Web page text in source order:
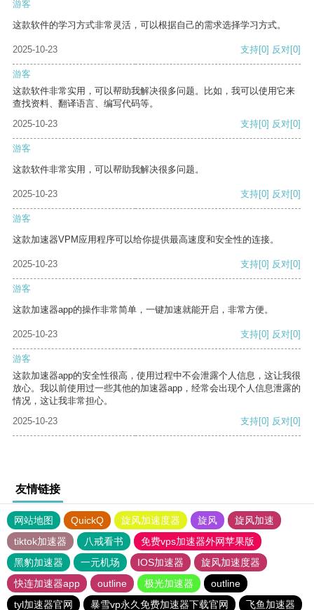
游客
这款软件的学习方式非常灵活，可以根据自己的需求选择学习方式。
2025-10-23 支持[0] 反对[0]
游客
这款软件非常实用，可以帮助我解决很多问题。比如，我可以使用它来
查找资料、翻译语言、编写代码等。
2025-10-23
支持[0] 反对[0]
游客
这款软件非常实用，可以帮助我解决很多问题。
2025-10-23 支持[0] 反对[0]
游客
这款加速器VPM应用程序可以给你提供最高速度和安全性的连接。
2025-10-23 支持[0] 反对[0]
游客
这款加速器app的操作非常简单，一键加速就能开启，非常方便。
2025-10-23 支持[0] 反对[0]
游客
这款加速器app的安全性很高，使用过程中不会泄露个人信息，这让我很
放心。我以前使用过一些其他的加速器app，经常会出现个人信息泄露的
情况，这让我非常担心。
2025-10-23
支持[0] 反对[0]
友情链接
网站地图 QuickQ 旋风加速度器 旋风
旋风加速
tiktok加速器
八戒看书
免费vps加速器外网苹果版
黑豹加速器
一元机场 IOS加速器
旋风加速度器
快连加速器app
outline 极光加速器
outline
tyl加速器官网
暴雪vp永久免费加速器下载官网 飞鱼加速器